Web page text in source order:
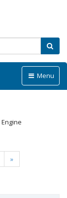
Menu
»